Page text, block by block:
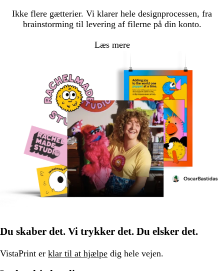
Ikke flere gætterier. Vi klarer hele designprocessen, fra
brainstorming til levering af filerne på din konto.
Læs mere
Du skaber det. Vi trykker det. Du elsker det.
VistaPrint er klar til at hjælpe dig hele vejen.